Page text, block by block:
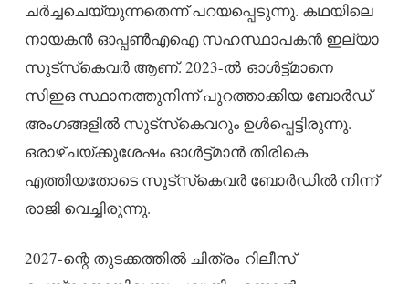
ചർച്ചചെയ്യുന്നതെന്ന് പറയപ്പെടുന്നു. കഥയിലെ
നായകൻ ഓപ്പൺഎഐ സഹസ്ഥാപകൻ ഇല്യാ
സുട്‌സ്‌കെവർ ആണ്. 2023-ൽ ഓൾട്ട്മാനെ
സിഇഒ സ്ഥാനത്തുനിന്ന് പുറത്താക്കിയ ബോർഡ്
അംഗങ്ങളിൽ സുട്‌സ്‌കെവറും ഉൾപ്പെട്ടിരുന്നു.
ഒരാഴ്ചയ്ക്കുശേഷം ഓൾട്ട്മാൻ തിരികെ
എത്തിയതോടെ സുട്‌സ്‌കെവർ ബോർഡിൽ നിന്ന്
രാജി വെച്ചിരുന്നു.
2027-ന്റെ തുടക്കത്തിൽ ചിത്രം റിലീസ്